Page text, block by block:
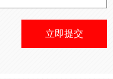
立即提交